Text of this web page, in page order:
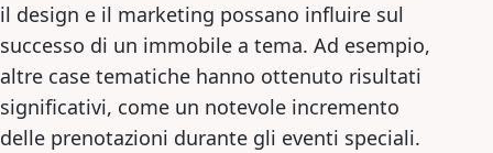
il design e il marketing possano influire sul
successo di un immobile a tema. Ad esempio,
altre case tematiche hanno ottenuto risultati
significativi, come un notevole incremento
delle prenotazioni durante gli eventi speciali.